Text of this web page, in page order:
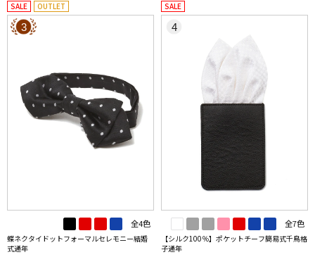
SALE OUTLET
3
全4色
蝶ネクタイドットフォーマルセレモニー結婚
式通年
SALE
4
全7色
【シルク100％】ポケットチーフ簡易式千鳥格
子通年